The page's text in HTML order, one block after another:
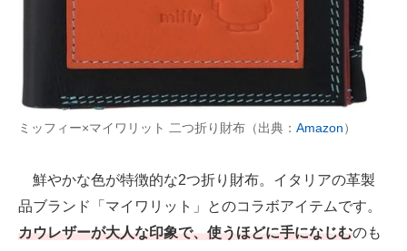
ミッフィー×マイワリット 二つ折り財布（出典： Amazon）
鮮やかな色が特徴的な2つ折り財布。イタリアの革製
品ブランド「マイワリット」とのコラボアイテムです。
カウレザーが大人な印象で、使うほどに手になじむのも